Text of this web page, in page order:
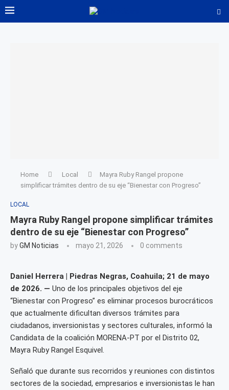
Home Local
Mayra Ruby Rangel propone
simplificar trámites dentro de su eje “Bienestar con Progreso”
LOCAL
Mayra Ruby Rangel propone simplificar trámites
dentro de su eje “Bienestar con Progreso”
byGM Noticias mayo 21, 2026 0 comments
Daniel Herrera | Piedras Negras, Coahuila; 21 de mayo
de 2026. — Uno de los principales objetivos del eje
“Bienestar con Progreso” es eliminar procesos burocráticos
que actualmente dificultan diversos trámites para
ciudadanos, inversionistas y sectores culturales, informó la
Candidata de la coalición MORENA-PT por el Distrito 02,
Mayra Ruby Rangel Esquivel.
Señaló que durante sus recorridos y reuniones con distintos
sectores de la sociedad, empresarios e inversionistas le han